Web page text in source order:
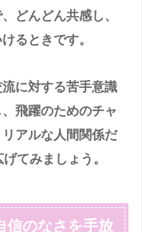
どんどん共感し、
るときです。
に対する苦手意識
飛躍のためのチャ
アルな人間関係だ
てみましょう。
信のなさを手放